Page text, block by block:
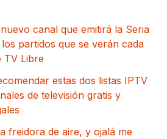
canal que emitirá la Seria
partidos que se verán cada
TV Libre
estas dos listas IPTV
de televisión gratis y
freidora de aire, y ojalá me